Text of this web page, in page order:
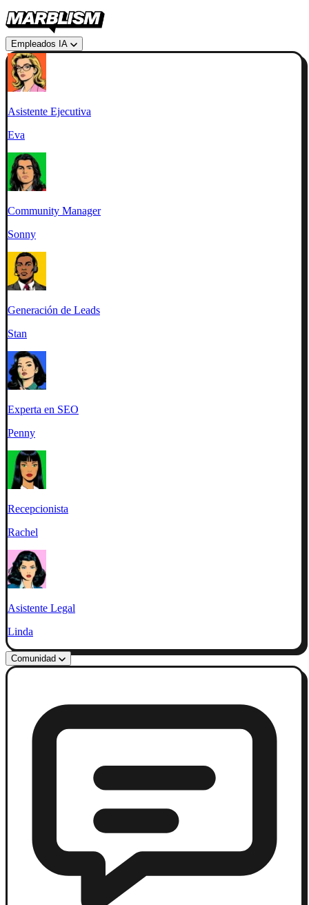
Empleados IA
Asistente Ejecutiva
Eva
Community Manager
Sonny
Generación de Leads
Stan
Experta en SEO
Penny
Recepcionista
Rachel
Asistente Legal
Linda
Comunidad